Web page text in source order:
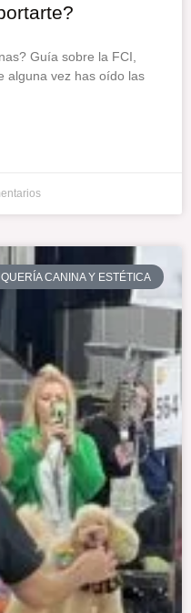
Guía sobre la FCI,
alguna vez has oído las
CANINA Y ESTÉTICA